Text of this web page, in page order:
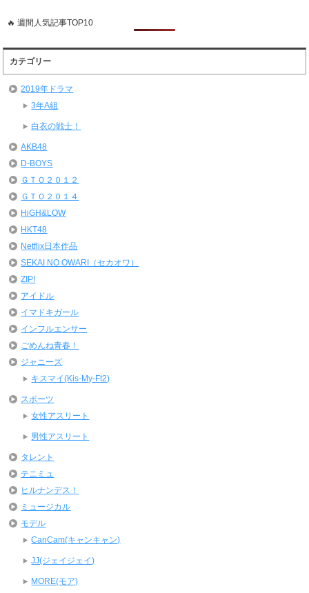
🔥 週間人気記事TOP10
カテゴリー
2019年ドラマ
3年A組
白衣の戦士！
AKB48
D-BOYS
ＧＴＯ２０１２
ＧＴＯ２０１４
HiGH&LOW
HKT48
Netflix日本作品
SEKAI NO OWARI（セカオワ）
ZIP!
アイドル
イマドキガール
インフルエンサー
ごめんね青春！
ジャニーズ
キスマイ(Kis-My-Ft2)
スポーツ
女性アスリート
男性アスリート
タレント
テニミュ
ヒルナンデス！
ミュージカル
モデル
CanCam(キャンキャン)
JJ(ジェイジェイ)
MORE(モア)